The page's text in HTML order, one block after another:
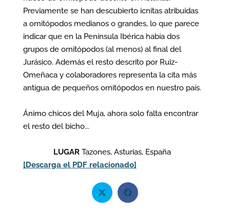
Previamente se han descubierto icnitas atribuidas
a ornitópodos medianos o grandes, lo que parece
indicar que en la Península Ibérica había dos
grupos de ornitópodos (al menos) al final del
Jurásico. Además el resto descrito por Ruiz-
Omeñaca y colaboradores representa la cita más
antigua de pequeños ornitópodos en nuestro país.
Ánimo chicos del Muja, ahora solo falta encontrar
el resto del bicho...
LUGAR Tazones, Asturias, España
[Descarga el PDF relacionado]